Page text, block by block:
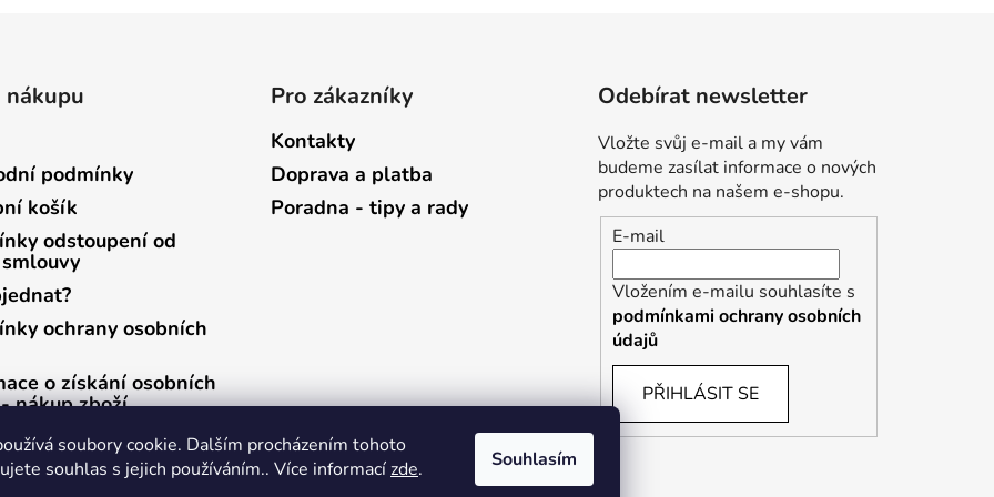
soubory cookie. Dalším procházením tohoto
souhlas s jejich používáním.. Více informacízde. Souhlasím
nákupu
podmínky
košík
odstoupení od
ochrany osobních
o získání osobních
nákup zboží
o získání osobních
zasílání newsletterů
Pro zákazníky
Kontakty
Doprava a platba
Poradna - tipy a rady
Odebírat newsletter
Vložte svůj e-mail a my vám
budeme zasílat informace o nových
produktech na našem e-shopu.
E-mail
Vložením e-mailu souhlasíte s
podmínkami ochrany osobních
údajů
PŘIHLÁSIT SE